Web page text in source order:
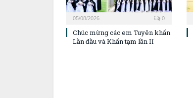
05/08/2026 0
Chúc mừng các em Tuyên khấn
Lần đầu và Khấn tạm lần II